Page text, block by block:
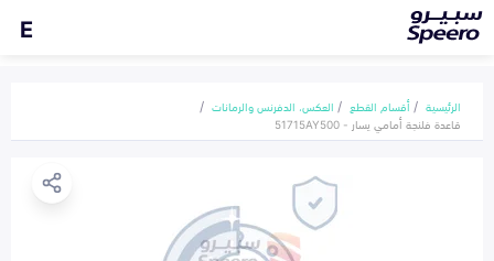
E
الرئيسية أقسام القطع
العكس، الدفرنس والرمانات
قاعدة فلنجة أمامي يسار - 51715AY500